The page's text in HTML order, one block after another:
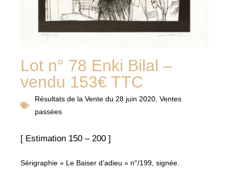
Lot n° 78 Enki Bilal –
vendu 153€ TTC
Résultats de la Vente du 28 juin 2020, Ventes
passées
[ Estimation 150 – 200 ]
Sérigraphie « Le Baiser d’adieu » n°/199, signée.